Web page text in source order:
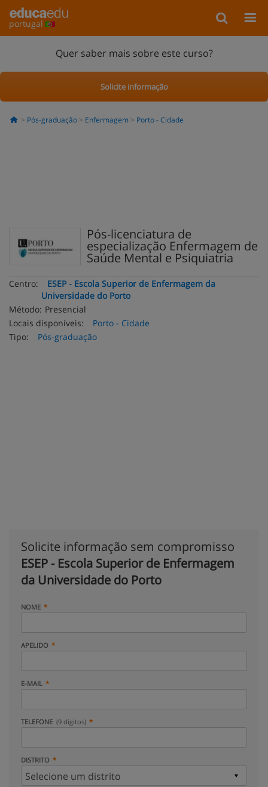
portugal
Quer saber mais sobre este curso?
Solicite informação
Pós-graduação Enfermagem Porto - Cidade
Pós-licenciatura de
especialização Enfermagem de
Saúde Mental e Psiquiatria
Centro:
ESEP - Escola Superior de Enfermagem da
Universidade do Porto
Método: Presencial
Locais disponíveis:
Porto - Cidade
Tipo:
Pós-graduação
Solicite informação sem compromisso
ESEP - Escola Superior de Enfermagem
da Universidade do Porto
NOME
APELIDO
E-MAIL
TELEFONE (9 dígitos)
DISTRITO